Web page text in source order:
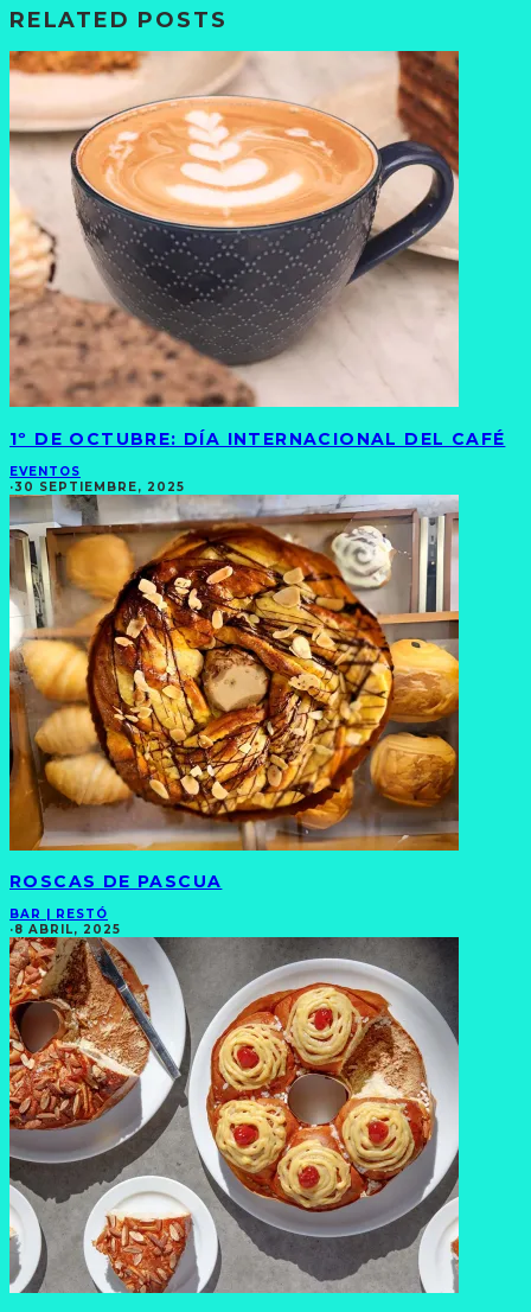
RELATED POSTS
1º DE OCTUBRE: DÍA INTERNACIONAL DEL CAFÉ
EVENTOS
·30 SEPTIEMBRE, 2025
ROSCAS DE PASCUA
BAR | RESTÓ
·8 ABRIL, 2025